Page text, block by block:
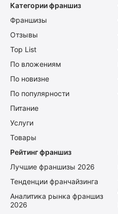
Категории франшиз
Франшизы
Отзывы
Top List
По вложениям
По новизне
По популярности
Питание
Услуги
Товары
Рейтинг франшиз
Лучшие франшизы 2026
Тенденции франчайзинга
Аналитика рынка франшиз
2026